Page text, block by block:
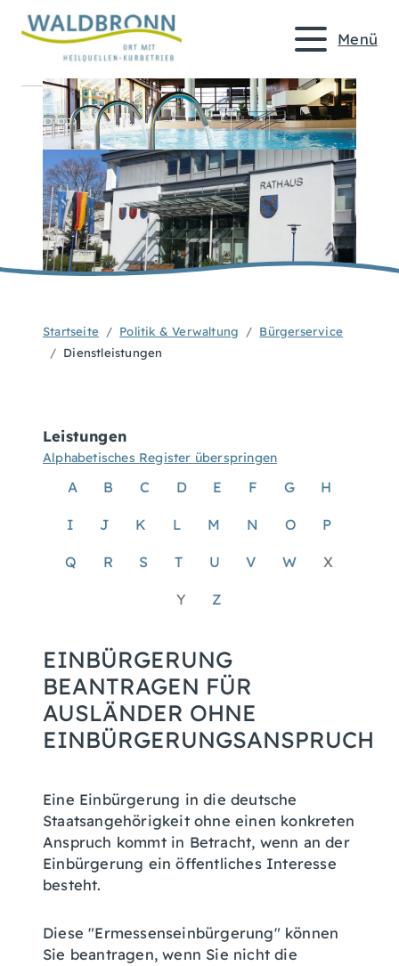
Menü
Startseite Politik & Verwaltung
Bürgerservice
Dienstleistungen
Leistungen
Alphabetisches Register überspringen
A B C D E F G H
I J K L M N O P
Q R S T U V W X
Y Z
EINBÜRGERUNG
BEANTRAGEN FÜR
AUSLÄNDER OHNE
EINBÜRGERUNGSANSPRUCH
Eine Einbürgerung in die deutsche
Staatsangehörigkeit ohne einen konkreten
Anspruch kommt in Betracht, wenn an der
Einbürgerung ein öffentliches Interesse
besteht.
Diese "Ermessenseinbürgerung" können
Sie beantragen, wenn Sie nicht die